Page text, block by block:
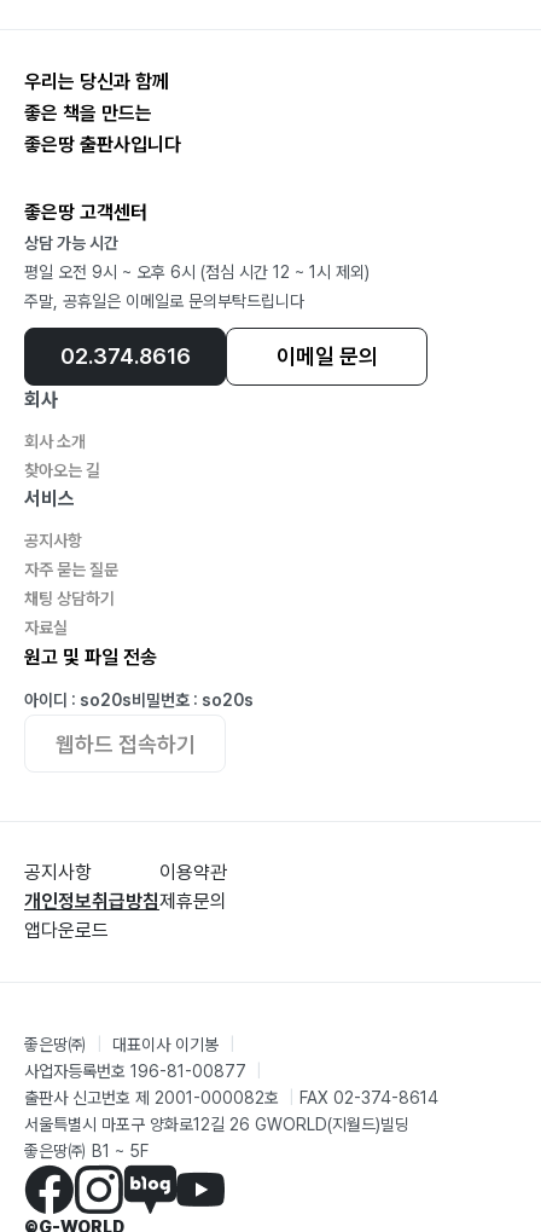
우리는 당신과 함께
좋은 책을 만드는
좋은땅 출판사입니다
좋은땅 고객센터
상담 가능 시간
평일 오전 9시 ~ 오후 6시 (점심 시간 12 ~ 1시 제외)
주말, 공휴일은 이메일로 문의부탁드립니다
02.374.8616 이메일 문의
회사
회사 소개
찾아오는 길
서비스
공지사항
자주 묻는 질문
채팅 상담하기
자료실
원고 및 파일 전송
아이디 : so20s비밀번호 : so20s
웹하드 접속하기
공지사항
개인정보취급방침
앱다운로드
이용약관
제휴문의
좋은땅㈜ 대표이사 이기봉
사업자등록번호 196-81-00877
출판사 신고번호 제 2001-000082호
FAX 02-374-8614
서울특별시 마포구 양화로12길 26 GWORLD(지월드)빌딩
좋은땅㈜ B1 ~ 5F
©G-WORLD